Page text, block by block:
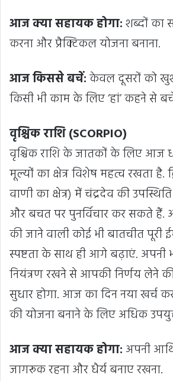
आज क्या सहायक होगा:शब्दों का
करना और प्रैक्टिकल योजना बनाना.
आज किससे बचें:केवल दूसरों को
किसी भी काम के लिए ‘हां’ कहने से
वृश्चिक राशि (SCORPIO)
वृश्चिक राशि के जातकों के लिए आज
मूल्यों का क्षेत्र विशेष महत्व रखता है.
वाणी का क्षेत्र) में चंद्रदेव की
और बचत पर पुनर्विचार कर सकते हैं.
की जाने वाली कोई भी बातचीत पूरी
स्पष्टता के साथ ही आगे बढ़ाएं. अपनी
नियंत्रण रखने से आपकी निर्णय लेने
सुधार होगा. आज का दिन नया खर्च
की योजना बनाने के लिए अधिक
आज क्या सहायक होगा: अपनी
जागरूक रहना और धैर्य बनाए रखना.